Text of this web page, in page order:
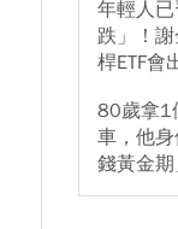
年輕人
跌」！
桿ETF會
80歲拿1
車，他
錢黃金